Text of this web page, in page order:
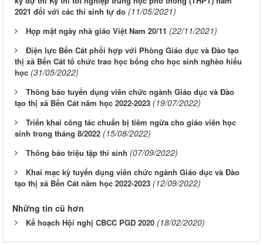
2021 đối với các thí sinh tự do (11/05/2021)
Họp mặt ngày nhà giáo Việt Nam 20/11 (22/11/2021)
Điện lực Bến Cát phối hợp với Phòng Giáo dục và Đào tạo
thị xã Bến Cát tổ chức trao học bổng cho học sinh nghèo hiếu
học (31/05/2022)
Thông báo tuyển dụng viên chức ngành Giáo dục và Đào
tạo thị xã Bến Cát năm học 2022-2023 (19/07/2022)
Triển khai công tác chuẩn bị tiêm ngừa cho giáo viên học
sinh trong tháng 8/2022 (15/08/2022)
Thông báo triệu tập thí sinh (07/09/2022)
Khai mạc kỳ tuyển dụng viên chức ngành Giáo dục và Đào
tạo thị xã Bến Cát năm học 2022-2023 (12/09/2022)
Những tin cũ hơn
Kế hoạch Hội nghị CBCC PGD 2020 (18/02/2020)